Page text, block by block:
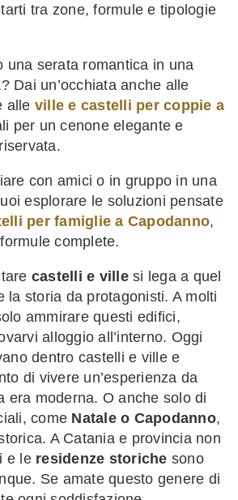
tra zone, formule e tipologie
una serata romantica in una
Dai un’occhiata anche alle
alle ville e castelli per coppie a
per un cenone elegante e
con amici o in gruppo in una
esplorare le soluzioni pensate
per famiglie a Capodanno,
complete.
castelli e villesi lega a quel
la storia da protagonisti. A molti
ammirare questi edifici,
alloggio all’interno. Oggi
dentro castelli e ville e
di vivere un’esperienza da
era moderna. O anche solo di
come Natale o Capodanno,
A Catania e provincia non
e le residenze storiche sono
Se amate questo genere di